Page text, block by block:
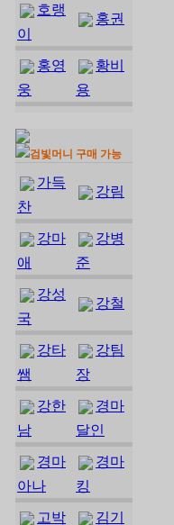
호랭
이
홍권
홍영
웅
황비
용
검빛머니 구매 가능
가득
찬
강림
강마
애
강병
준
강성
국
강철
강타
쌤
강팀
장
강한
남
경마
달인
경마
아나
경마
킹
고박 김기